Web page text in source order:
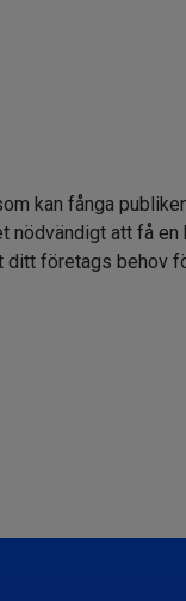
kan fånga
nödvändigt att få en
ditt företags behov